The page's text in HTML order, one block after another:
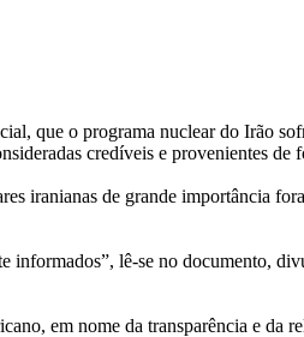
que o programa nuclear do Irão
credíveis e provenientes de
iranianas de grande importância
informados”, lê-se no documento,
em nome da transparência e da